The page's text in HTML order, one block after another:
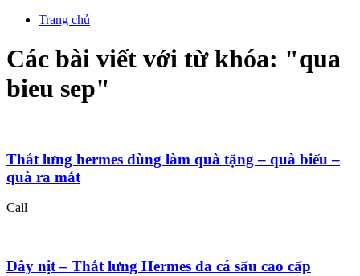
Trang chủ
Các bài viết với từ khóa: "qua
bieu sep"
Thắt lưng hermes dùng làm quà tặng – quà biếu –
quà ra mắt
Call
Dây nịt – Thắt lưng Hermes da cá sấu cao cấp